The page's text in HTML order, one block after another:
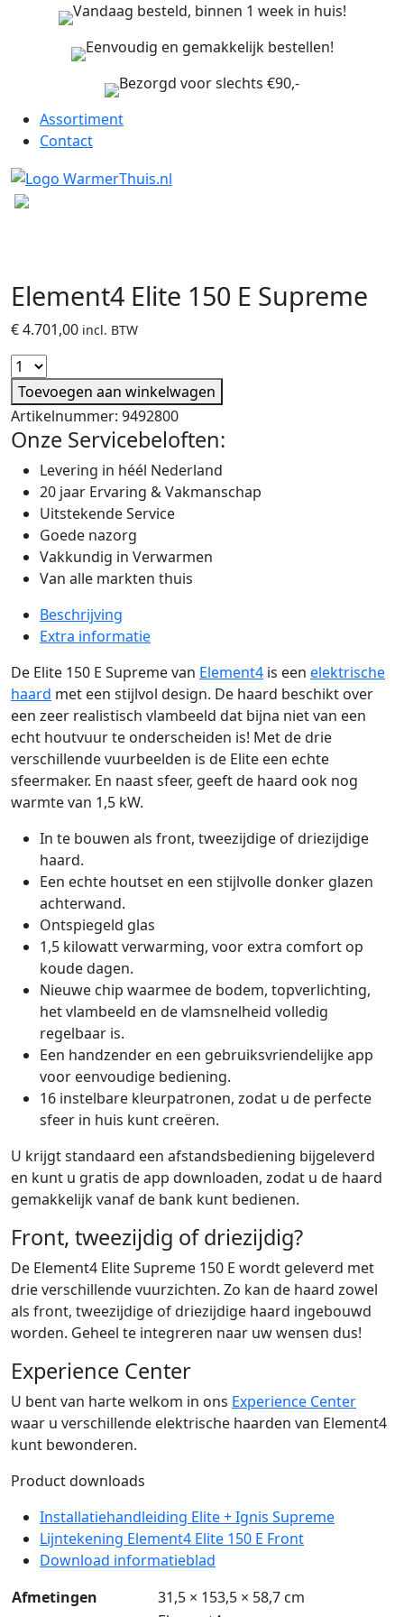
Vandaag besteld, binnen 1 week in huis!
Eenvoudig en gemakkelijk bestellen!
Bezorgd voor slechts €90,-
Assortiment
Contact
Element4 Elite 150 E Supreme
€4.701,00 incl. BTW
Toevoegen aan winkelwagen
Artikelnummer: 9492800
Onze Servicebeloften:
Levering in héél Nederland
20 jaar Ervaring & Vakmanschap
Uitstekende Service
Goede nazorg
Vakkundig in Verwarmen
Van alle markten thuis
Beschrijving
Extra informatie
De Elite 150 E Supreme van Element4 is een elektrische
haard met een stijlvol design. De haard beschikt over
een zeer realistisch vlambeeld dat bijna niet van een
echt houtvuur te onderscheiden is! Met de drie
verschillende vuurbeelden is de Elite een echte
sfeermaker. En naast sfeer, geeft de haard ook nog
warmte van 1,5 kW.
In te bouwen als front, tweezijdige of driezijdige
haard.
Een echte houtset en een stijlvolle donker glazen
achterwand.
Ontspiegeld glas
1,5 kilowatt verwarming, voor extra comfort op
koude dagen.
Nieuwe chip waarmee de bodem, topverlichting,
het vlambeeld en de vlamsnelheid volledig
regelbaar is.
Een handzender en een gebruiksvriendelijke app
voor eenvoudige bediening.
16 instelbare kleurpatronen, zodat u de perfecte
sfeer in huis kunt creëren.
U krijgt standaard een afstandsbediening bijgeleverd
en kunt u gratis de app downloaden, zodat u de haard
gemakkelijk vanaf de bank kunt bedienen.
Front, tweezijdig of driezijdig?
De Element4 Elite Supreme 150 E wordt geleverd met
drie verschillende vuurzichten. Zo kan de haard zowel
als front, tweezijdige of driezijdige haard ingebouwd
worden. Geheel te integreren naar uw wensen dus!
Experience Center
U bent van harte welkom in ons Experience Center
waar u verschillende elektrische haarden van Element4
kunt bewonderen.
Product downloads
Installatiehandleiding Elite + Ignis Supreme
Lijntekening Element4 Elite 150 E Front
Download informatieblad
Afmetingen
31,5 × 153,5 × 58,7 cm